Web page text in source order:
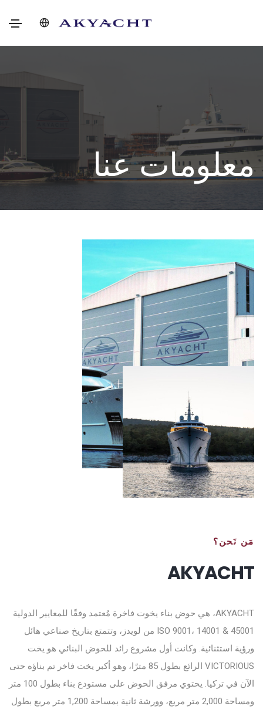
معلومات عنا
مَن نَحن؟
AKYACHT
AKYACHT، هي حوض بناء يخوت فاخرة مُعتمد وفقًا للمعايير الدولية
ISO 9001، 14001 & 45001 من لويدز، وتتمتع بتاريخ صناعي هائل
ورؤية استثنائية. وكانت أول مشروع رائد للحوض البنائي هو يخت
VICTORIOUS الرائع بطول 85 مترًا، وهو أكبر يخت فاخر تم بناؤه حتى
الآن في تركيا. يحتوي مرفق الحوض على مستودع بناء بطول 100 متر
ومساحة 2,000 متر مربع، وورشة ثانية بمساحة 1,200 متر مربع بطول